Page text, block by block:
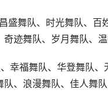
盛舞队、时光舞队、
迹舞队、岁月舞队、温
幸福舞队、华登舞队
、浪漫舞队、佳人舞队